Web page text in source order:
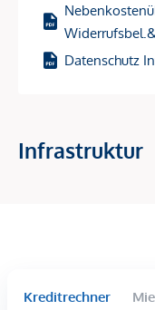
Datenschutz
Infrastruktur
Kreditrechner